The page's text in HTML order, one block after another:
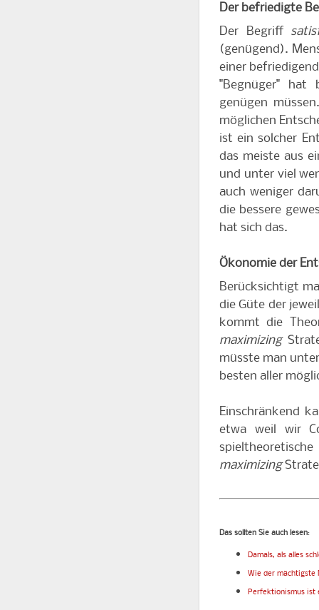
Der befriedigte
Der Begriff
(genügend).
einer
"Begnüger" hat
genügen
möglichen
ist ein solcher
das meiste aus
und unter viel
auch weniger
die bessere
hat sich das.
Ökonomie der
Berücksichtigt
die Güte der
kommt die
maximizing
müsste man
besten aller
Einschränkend
etwa weil wir
maximizing
Das sollten Sie auch lesen:
Damals, als alles
Wie der mächtigste
Perfektionismus ist